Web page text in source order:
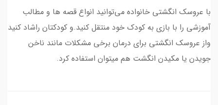
با عروسک انگشتی خانواده می‌توانید انواع قصه ها و مطالب
آموزشی را با بازی به کودک خود منتقل کنید.و کودکتان راشاد کنید
واز عروسک انگشتی برای درمان برخی مشکلات مانند ناخن
جویدن یا مکیدن انگشت هم میتوان استفاده کرد.